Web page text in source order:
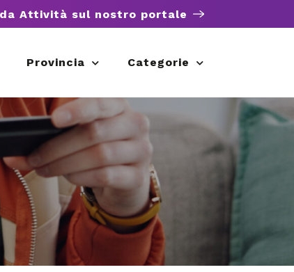
Attività sul nostro portale
Provincia Categorie